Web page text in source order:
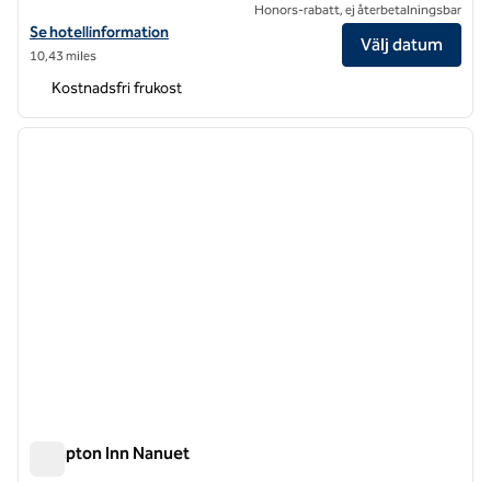
Visa hotelldetaljer för Hampton Inn & Suites Yonkers
Se hotellinformation
10,43 miles
Honors-rabatt, ej återbetalningsbar
Välj datum
Kostnadsfri frukost
1 av 12
nästa
Hampton Inn Nanuet